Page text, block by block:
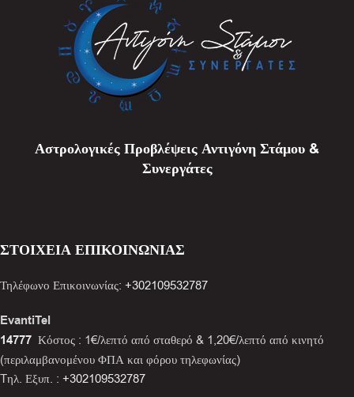
Αστρολογικές Προβλέψεις Αντιγόνη Στάμου &
Συνεργάτες
ΣΤΟΙΧΕΙΑ ΕΠΙΚΟΙΝΩΝΙΑΣ
Τηλέφωνο Επικοινωνίας: +302109532787
EvantiTel
14777 Κόστος : 1€/λεπτό από σταθερό & 1,20€/λεπτό από κινητό
(περιλαμβανομένου ΦΠΑ και φόρου τηλεφωνίας)
Tηλ. Εξυπ. : +302109532787